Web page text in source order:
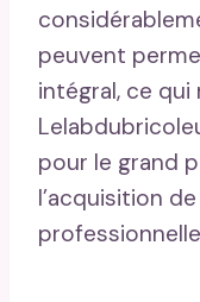
peuvent
intégral, ce
pour le grand
l’acquisition